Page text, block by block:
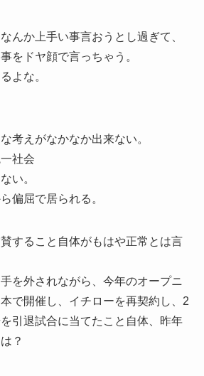
んか上手い事言おうとし過ぎて、
をドヤ顔で言っちゃう。
よな。
考えがなかなか出来ない。
社会
い。
偏屈で居られる。
すること自体がもはや正常とは言
を外されながら、今年のオープニ
で開催し、イチローを再契約し、2
引退試合に当てたこと自体、昨年
？